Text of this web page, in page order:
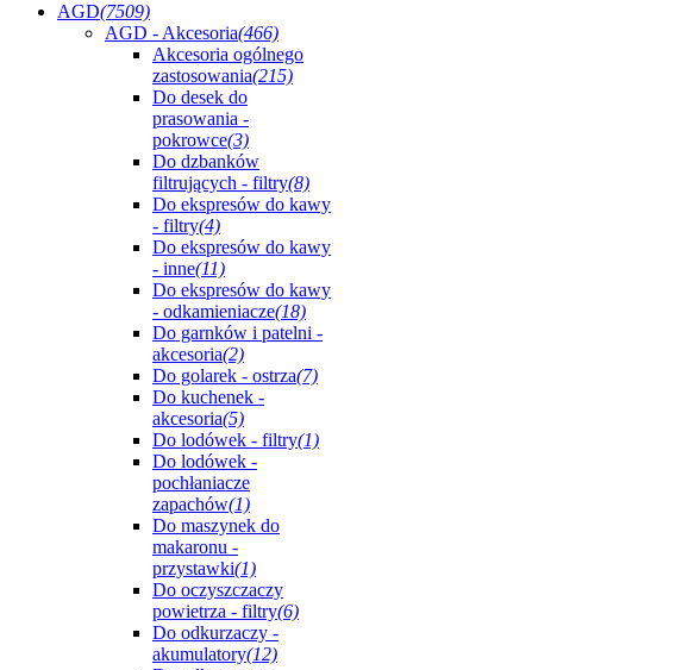
AGD(7509)
AGD - Akcesoria(466)
Akcesoria ogólnego
zastosowania(215)
Do desek do
prasowania -
pokrowce(3)
Do dzbanków
filtrujących - filtry(8)
Do ekspresów do kawy
- filtry(4)
Do ekspresów do kawy
- inne(11)
Do ekspresów do kawy
- odkamieniacze(18)
Do garnków i patelni -
akcesoria(2)
Do golarek - ostrza(7)
Do kuchenek -
akcesoria(5)
Do lodówek - filtry(1)
Do lodówek -
pochłaniacze
zapachów(1)
Do maszynek do
makaronu -
przystawki(1)
Do oczyszczaczy
powietrza - filtry(6)
Do odkurzaczy -
akumulatory(12)